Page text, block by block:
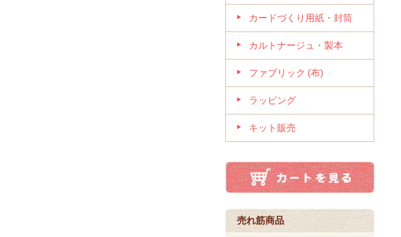
カードづくり用紙・封筒
カルトナージュ・製本
ファブリック (布)
ラッピング
キット販売
売れ筋商品